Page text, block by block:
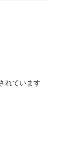
れています